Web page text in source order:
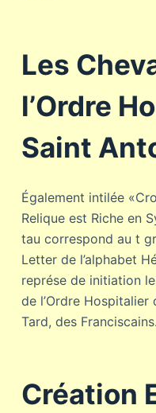
Les
l’Ordre
Saint
Également intilée
Relique est Riche en
tau correspond au t
Letter de l’alphabet
représe de initiation
de l’Ordre Hospitalier
Tard, des Franciscains.
Création